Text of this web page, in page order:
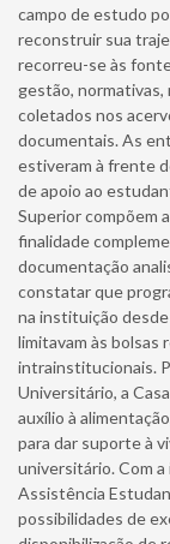
campo de estudo
reconstruir sua
recorreu-se às
gestão,
coletados nos
documentais. As
estiveram à frente
de apoio ao
Superior compõem
finalidade
documentação
constatar que
na instituição
limitavam às bolsas
intrainstitucionais.
Universitário, a
auxílio à
para dar suporte à
universitário. Com
Assistência
possibilidades de